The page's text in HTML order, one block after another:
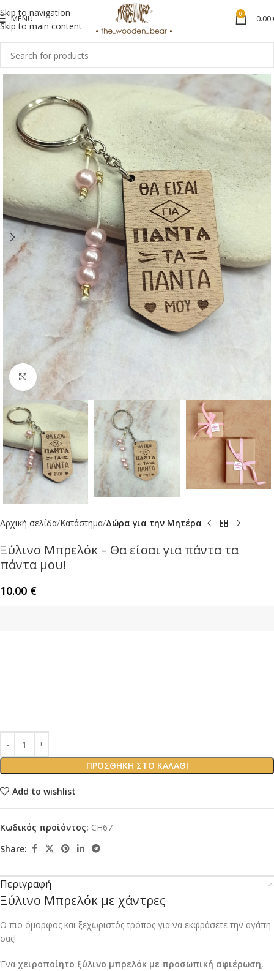
Skip to navigation
Skip to main content
MENU 0 0.00
Click to enlarge
Αρχική σελίδα Κατάστημα Δώρα για την Μητέρα
Ξύλινο Μπρελόκ – Θα είσαι για πάντα τα
πάντα μου!
10.00 €
ΠΡΟΣΘΉΚΗ ΣΤΟ ΚΑΛΆΘΙ
Add to wishlist
Κωδικός προϊόντος: CH67
Share:
Περιγραφή
Ξύλινο Μπρελόκ με χάντρες
Ο πιο όμορφος και ξεχωριστός τρόπος για να εκφράσετε την αγάπη
σας!
Ένα χειροποίητο ξύλινο μπρελόκ με προσωπική αφιέρωση,